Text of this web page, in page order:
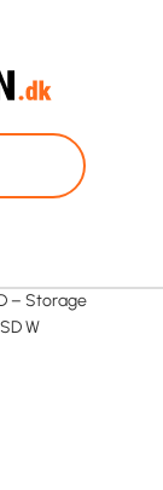
– Storage
W